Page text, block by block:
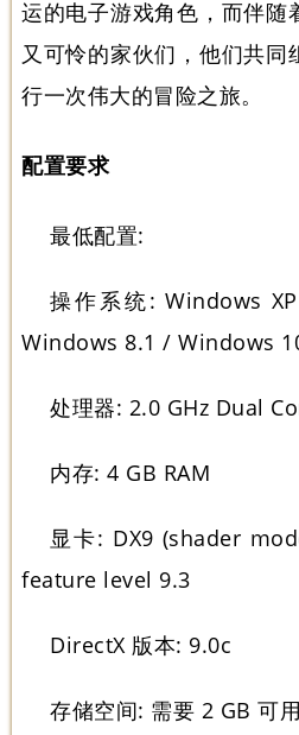
运的电子游戏角色，而伴随
又可怜的家伙们，他们共
行一次伟大的冒险之旅。
配置要求
最低配置:
操作系统: Windows
Windows 8.1 / Windows
处理器: 2.0 GHz Dual
内存: 4 GB RAM
显卡: DX9 (shader
feature level 9.3
DirectX 版本: 9.0c
存储空间: 需要 2 GB 可